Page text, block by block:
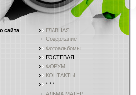
сайта
ГЛАВНАЯ
Содержание
Фотоальбомы
ГОСТЕВАЯ
ФОРУМ
КОНТАКТЫ
* * *
АЛЬМА МАТЕР